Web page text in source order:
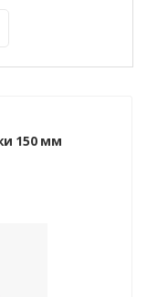
150 мм